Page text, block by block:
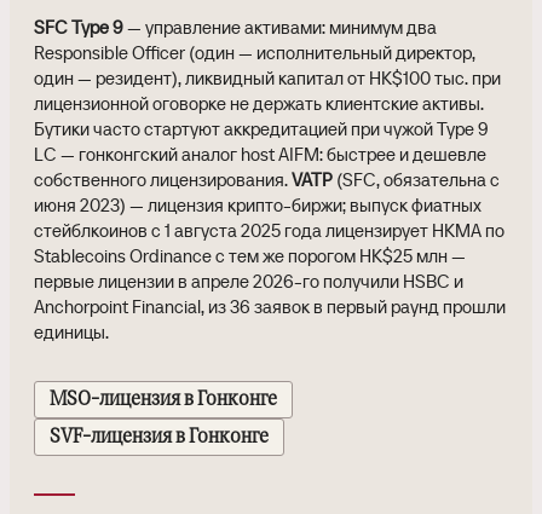
SFC Type 9— управление активами: минимум два
Responsible Officer (один — исполнительный директор,
один — резидент), ликвидный капитал от HK$100 тыс. при
лицензионной оговорке не держать клиентские активы.
Бутики часто стартуют аккредитацией при чужой Type 9
LC — гонконгский аналог host AIFM: быстрее и дешевле
собственного лицензирования.VATP (SFC, обязательна с
июня 2023) — лицензия крипто-биржи; выпуск фиатных
стейблкоинов с 1 августа 2025 года лицензирует HKMA по
Stablecoins Ordinance с тем же порогом HK$25 млн —
первые лицензии в апреле 2026-го получили HSBC и
Anchorpoint Financial, из 36 заявок в первый раунд прошли
единицы.
MSO-лицензия в Гонконге
SVF-лицензия в Гонконге